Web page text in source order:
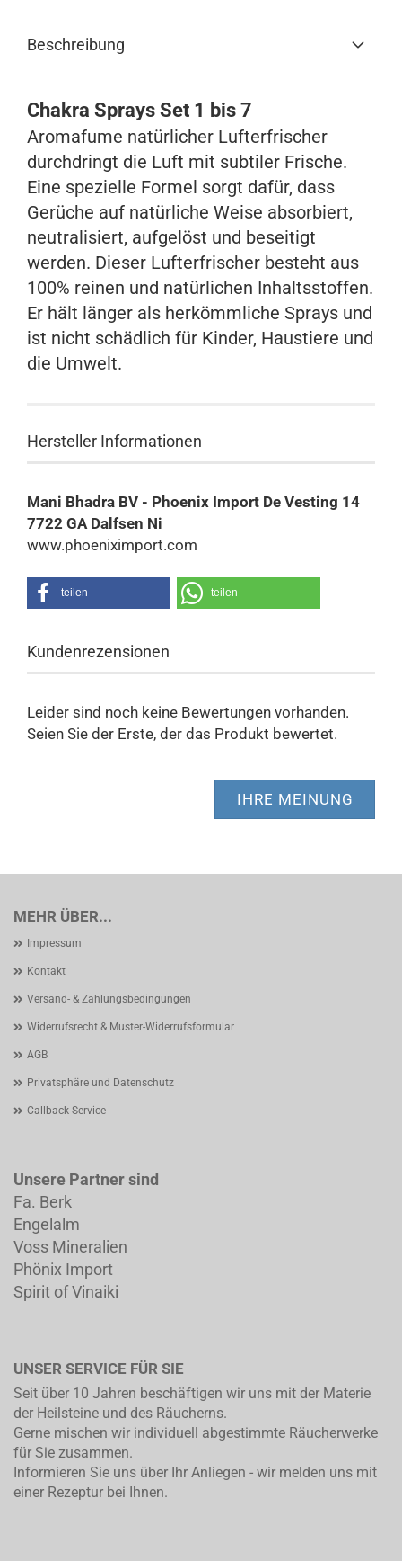
Beschreibung
Chakra Sprays Set 1 bis 7
Aromafume natürlicher Lufterfrischer
durchdringt die Luft mit subtiler Frische.
Eine spezielle Formel sorgt dafür, dass
Gerüche auf natürliche Weise absorbiert,
neutralisiert, aufgelöst und beseitigt
werden. Dieser Lufterfrischer besteht aus
100% reinen und natürlichen Inhaltsstoffen.
Er hält länger als herkömmliche Sprays und
ist nicht schädlich für Kinder, Haustiere und
die Umwelt.
Hersteller Informationen
Mani Bhadra BV - Phoenix Import De Vesting 14
7722 GA Dalfsen Ni
www.phoeniximport.com
teilen teilen
Kundenrezensionen
Leider sind noch keine Bewertungen vorhanden.
Seien Sie der Erste, der das Produkt bewertet.
IHRE MEINUNG
MEHR ÜBER...
Impressum
Kontakt
Versand- & Zahlungsbedingungen
Widerrufsrecht & Muster-Widerrufsformular
AGB
Privatsphäre und Datenschutz
Callback Service
Unsere Partner sind
Fa. Berk
Engelalm
Voss Mineralien
Phönix Import
Spirit of Vinaiki
UNSER SERVICE FÜR SIE
Seit über 10 Jahren beschäftigen wir uns mit der Materie
der Heilsteine und des Räucherns.
Gerne mischen wir individuell abgestimmte Räucherwerke
für Sie zusammen.
Informieren Sie uns über Ihr Anliegen - wir melden uns mit
einer Rezeptur bei Ihnen.